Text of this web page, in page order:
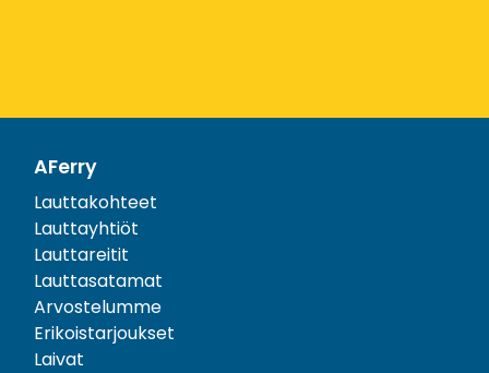
AFerry
Lauttakohteet
Lauttayhtiöt
Lauttareitit
Lauttasatamat
Arvostelumme
Erikoistarjoukset
Laivat